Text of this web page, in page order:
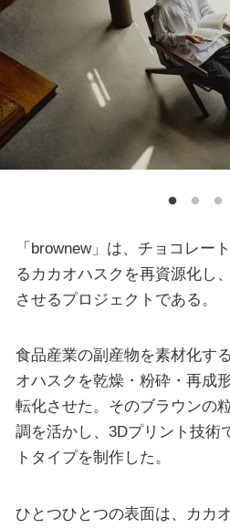
「brownew」は、チョコレー
るカカオハスクを再資源化し
させるプロジェクトである。
食品産業の副産物を素材化す
オハスクを乾燥・粉砕・再成
転化させた。そのブラウンの
調を活かし、3Dプリント技術
トタイプを制作した。
ひとつひとつの表面は、カカ